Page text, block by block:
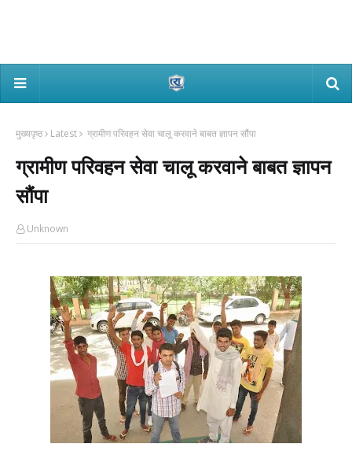
मुख्यपृष्ठ Latest ग्रामीण परिवहन सेवा चालू करवाने बाबत ज्ञापन सौंपा
ग्रामीण परिवहन सेवा चालू करवाने बाबत ज्ञापन
सौंपा
Unknown